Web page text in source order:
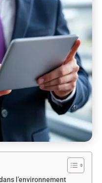
l’environnement